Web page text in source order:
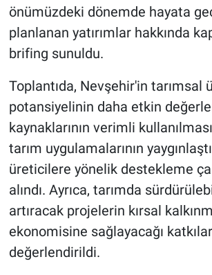
önümüzdeki dönemde hayata
planlanan yatırımlar hakkında
brifing sunuldu.
Toplantıda, Nevşehir'in tarımsal
potansiyelinin daha etkin
kaynaklarının verimli
tarım uygulamalarının
üreticilere yönelik destekleme
alındı. Ayrıca, tarımda
artıracak projelerin kırsal
ekonomisine sağlayacağı katkılar
değerlendirildi.
Yerel
Genel
Asayiş
Kültür - Sanat
Politika
Magazin
Çevre
Haberde İnsan